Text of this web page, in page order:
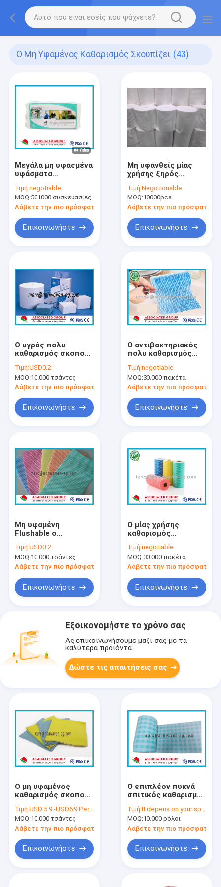
Ο Μη Υφαμένος Καθαρισμός Σκουπίζει (43)
Μεγάλα μη υφασμένα
υφάσματα
20cm OEM υγρά
υφάσματα για
ευαίσθητο δέρμα 40
PCS/Pkt
Τιμή:negotiable
MOQ:501000 συσκευασίες
Λάβετε την πιο πρόσφατη τιμή
Επικοινωνήστε
Μη υφανθείς μίας
χρήσης ξηρός
180 κομμάτια ανά
ρόλο κανένας
Τιμή:Negotionable
MOQ:10000pcs
Λάβετε την πιο πρόσφατη
Επικοινωνήστε
Ο υγρός πολυ
καθαρισμός σκοπού
Τιμή:USD0.2
MOQ:10.000 τσάντες
Λάβετε την πιο πρόσφατη τιμή
Επικοινωνήστε
Ο αντιβακτηριακός
πολυ καθαρισμός
το πλύσιμο των
πιάτων για την
κουζίνα
Τιμή:negotiable
MOQ:30.000 πακέτα
Λάβετε την πιο πρόσφατη
Επικοινωνήστε
Μη υφαμένη
Flushable ο
σκουπίζει το υψηλό
απορροφώντας
υλικό για έξοχο
ηλεκτρονικής
Τιμή:USD0.2
MOQ:10.000 τσάντες
Λάβετε την πιο πρόσφατη τιμή
Επικοινωνήστε
Ο μίας χρήσης
καθαρισμός
σκουπίζει
Washcloths, ο
καθαρισμός
σκουπίζει
Τιμή:negotiable
MOQ:30.000 πακέτα
Λάβετε την πιο πρόσφατη
Επικοινωνήστε
Εξοικονομήστε το χρόνο σας
Ας επικοινωνήσουμε μαζί σας με τα
καλύτερα προϊόντα.
Δώστε τις απαιτήσεις σας
Ο μη υφαμένος
καθαρισμός σκοπού
σκουπίζει Washable
ιδιαίτερα
απορροφητικό
Polymide για τα
αυτοκίνητα
Τιμή:USD 5.9 -USD6.9 Per Bag
MOQ:10.000 τσάντες
Λάβετε την πιο πρόσφατη τιμή
Επικοινωνήστε
Ο επιπλέον πυκνά
σπιτικός καθαρισμός
σκουπίζοντας
διάτρηση βελόνων
ρόλων
Τιμή:It depens on your specifications
MOQ:10.000 ρόλοι
Λάβετε την πιο πρόσφατη
Επικοινωνήστε